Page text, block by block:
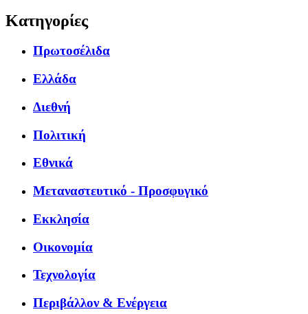
Κατηγορίες
Πρωτοσέλιδα
Ελλάδα
Διεθνή
Πολιτική
Εθνικά
Μεταναστευτικό - Προσφυγικό
Εκκλησία
Οικονομία
Τεχνολογία
Περιβάλλον & Ενέργεια